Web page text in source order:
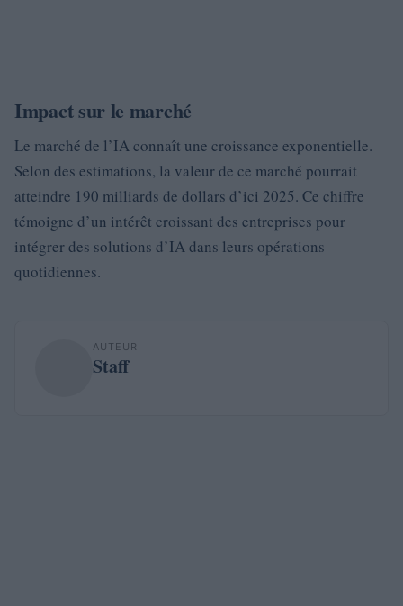
Impact sur le marché
Le marché de l’IA connaît une croissance exponentielle.
Selon des estimations, la valeur de ce marché pourrait
atteindre 190 milliards de dollars d’ici 2025. Ce chiffre
témoigne d’un intérêt croissant des entreprises pour
intégrer des solutions d’IA dans leurs opérations
quotidiennes.
AUTEUR
Staff